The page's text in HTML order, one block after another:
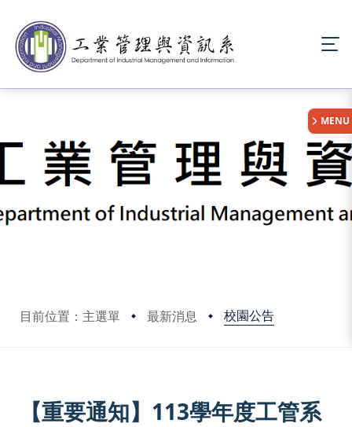
目前位置：主選單 最新消息 校園公告
:::
MENU
【重要通知】113學年度工管系